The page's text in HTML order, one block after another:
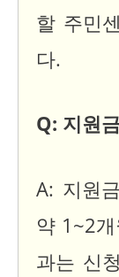
할 주민
다.
Q: 지원
A: 지원
약 1~2
과는 신